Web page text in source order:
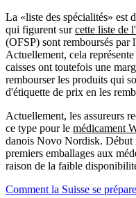
La «liste des spécialités» est
qui figurent surcette liste de
(OFSP) sont remboursés par
Actuellement, cela
caisses ont toutefois une
rembourser les produits qui
d'étiquette de prix en les
Actuellement, les assureurs
ce type pour le médicament
danois Novo Nordisk. Début
premiers emballages aux
raison de la faible
Comment la Suisse se